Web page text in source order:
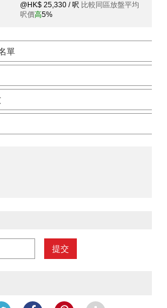
@HK$ 25,330 / 呎 比較同區放盤平均
呎價高5%
單
提交